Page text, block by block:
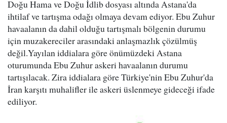
Doğu Hama ve Doğu İdlib dosyası altında Astana'da
ihtilaf ve tartışma odağı olmaya devam ediyor. Ebu Zuhur
havaalanın da dahil olduğu tartışmalı bölgenin durumu
için muzakereciler arasındaki anlaşmazlık çözülmüş
değil.Yayılan iddialara göre önümüzdeki Astana
oturumunda Ebu Zuhur askeri havaalanın durumu
tartışılacak. Zira iddialara göre Türkiye'nin Ebu Zuhur'da
İran karşıtı muhalifler ile askeri üslenmeye gideceği ifade
ediliyor.